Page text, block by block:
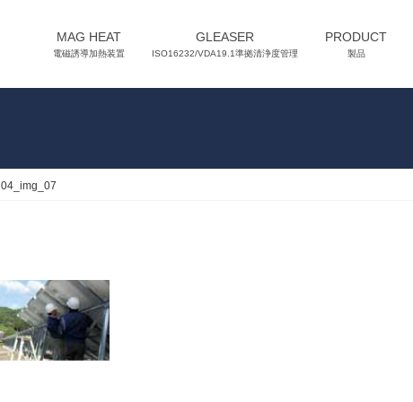
MAG HEAT
電磁誘導加熱装置
GLEASER
ISO16232/VDA19.1準拠清浄度管理
PRODUCT
製品
04_img_07